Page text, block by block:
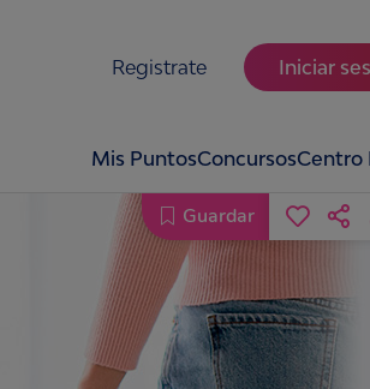
Registrate Iniciar
Mis PuntosConcursosCentro
Guardar